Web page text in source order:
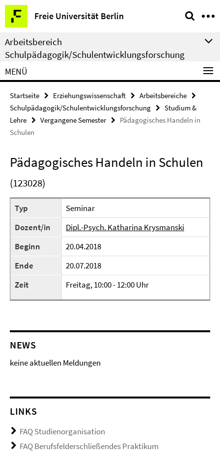
Springe
direkt
zu
Inhalt
Freie Universität Berlin
Service-
Navigation
Arbeitsbereich
Schulpädagogik/Schulentwicklungsforschung
MENÜ
Startseite Erziehungswissenschaft
Arbeitsbereiche
Schulpädagogik/Schulentwicklungsforschung
Studium &
Lehre
Vergangene Semester
Pädagogisches Handeln in
Schulen
Pädagogisches Handeln in Schulen
(123028)
Typ
Seminar
Dozent/in
Dipl.-Psych. Katharina Krysmanski
Beginn
20.04.2018
Ende
20.07.2018
Zeit
Freitag, 10:00 - 12:00 Uhr
NEWS
keine aktuellen Meldungen
LINKS
FAQ Studienorganisation
FAQ Berufsfelderschließendes Praktikum